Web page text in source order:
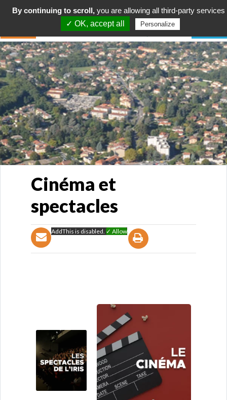
Cinéma et
spectacles
AddThis is disabled. ✓ Allow
By continuing to scroll, you are allowing all third-party services
✓ OK, accept all
Personalize